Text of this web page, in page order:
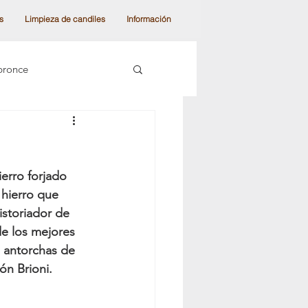
Limpieza de candiles Información
de techo
que
de
los mejores
de
Brioni.